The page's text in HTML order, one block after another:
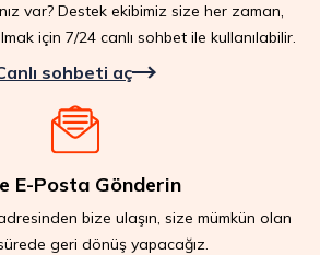
var? Destek ekibimiz size her zaman,
için 7/24 canlı sohbet ile kullanılabilir.
sohbeti aç
E-Posta Gönderin
bize ulaşın, size mümkün olan
geri dönüş yapacağız.